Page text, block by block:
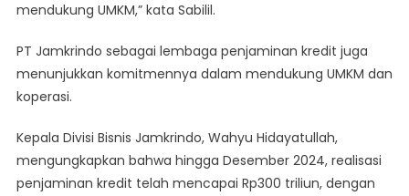
mendukung UMKM,” kata Sabilil.
PT Jamkrindo sebagai lembaga penjaminan kredit juga
menunjukkan komitmennya dalam mendukung UMKM dan
koperasi.
Kepala Divisi Bisnis Jamkrindo, Wahyu Hidayatullah,
mengungkapkan bahwa hingga Desember 2024, realisasi
penjaminan kredit telah mencapai Rp300 triliun, dengan